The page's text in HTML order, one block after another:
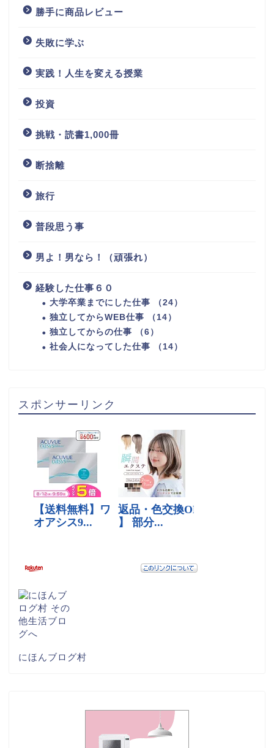
勝手に商品レビュー
失敗に学ぶ
実践！人生を変える授業
投資
挑戦・読書1,000冊
断捨離
旅行
普段思う事
男よ！男なら！（頑張れ）
経験した仕事６０
大学卒業までにした仕事 （24）
独立してからWEB仕事 （14）
独立してからの仕事 （6）
社会人になってした仕事 （14）
スポンサーリンク
にほんブログ村